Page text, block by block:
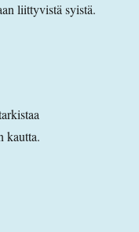
liittyvistä syistä.
kautta.